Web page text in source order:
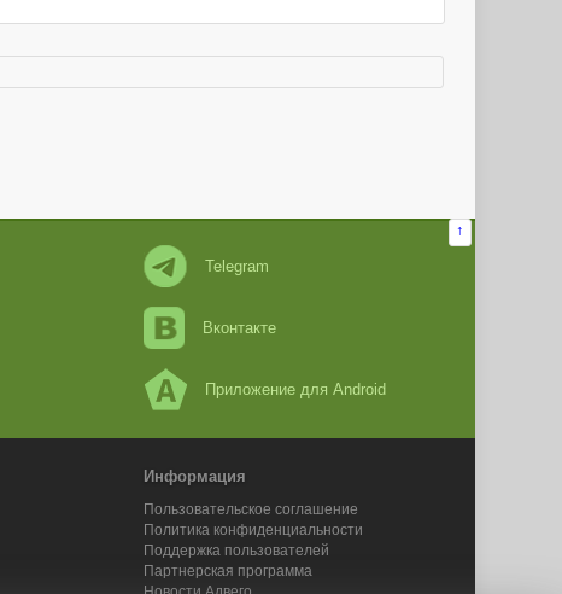
↑
Telegram
Вконтакте
Приложение для Android
Информация
Пользовательское соглашение
Политика конфиденциальности
Поддержка пользователей
Партнерская программа